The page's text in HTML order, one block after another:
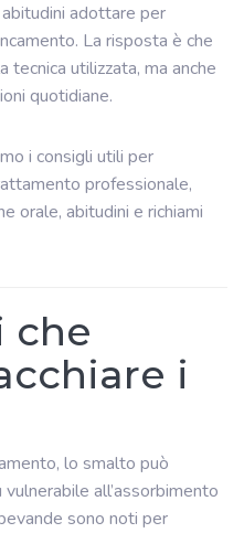
adottare per
La risposta è che
utilizzata, ma anche
quotidiane.
i consigli utili per
professionale,
orale, abitudini e richiami
che
i
lo smalto può
all’assorbimento
sono noti per